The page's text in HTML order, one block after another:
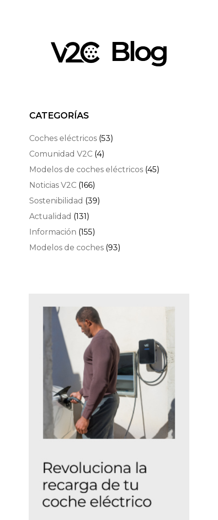
CATEGORÍAS
Coches eléctricos (53)
Comunidad V2C (4)
Modelos de coches eléctricos (45)
Noticias V2C (166)
Sostenibilidad (39)
Actualidad (131)
Información (155)
Modelos de coches (93)